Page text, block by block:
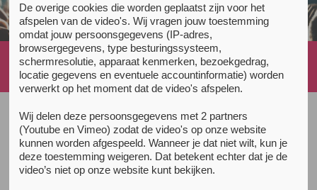
Home »Nieuws »
Unity podcast: introductie in het project Unity
Alle nieuwsberichten
23 januari 2021
Unity podcast: introductie in het
De overige cookies die worden geplaatst zijn voor het
afspelen van de video's. Wij vragen jouw toestemming
omdat jouw persoonsgegevens (IP-adres,
browsergegevens, type besturingssysteem,
schermresolutie, apparaat kenmerken, bezoekgedrag,
locatie gegevens en eventuele accountinformatie) worden
verwerkt op het moment dat de video's afspelen.
Wij delen deze persoonsgegevens met 2 partners
(Youtube en Vimeo) zodat de video's op onze website
kunnen worden afgespeeld. Wanneer je dat niet wilt, kun je
deze toestemming weigeren. Dat betekent echter dat je de
video’s niet op onze website kunt bekijken.